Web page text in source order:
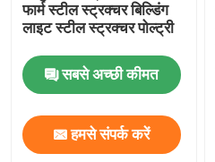
ग्लास ऊन इन्सुलेशन
रॉकवूल इन्सुलेशन
स्ट्रक्चरल स्टील बीम
फार्म स्टील स्ट्रक्चर बिल्डिंग
लाइट स्टील स्ट्रक्चर पोल्ट्री
सबसे अच्छी कीमत
हमसे संपर्क करें